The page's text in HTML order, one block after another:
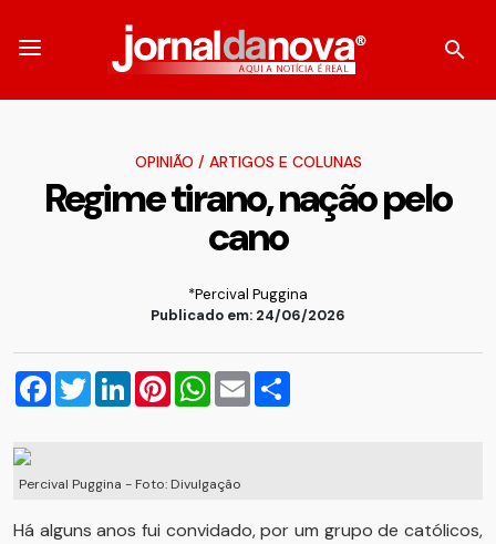
OPINIÃO / ARTIGOS E COLUNAS
Regime tirano, nação pelo
cano
*Percival Puggina
Publicado em: 24/06/2026
Facebook
TwitterLinkedInPinterestWhatsApp
Email
Percival Puggina - Foto: Divulgação
Há alguns anos fui convidado, por um grupo de católicos,